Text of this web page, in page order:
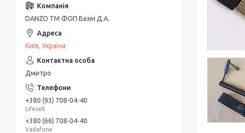
DANZO TM ФОП Базін Д.А.
Київ, Україна
Дмитро
+380 (93) 708-04-40
Lifecell
+380 (66) 708-04-40
Vadafone